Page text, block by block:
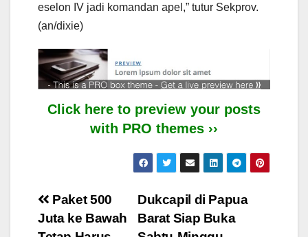
eselon IV jadi komandan apel,” tutur Sekprov.
(an/dixie)
Click here to preview your posts
with PRO themes ››
Post
Dukcapil di Papua
Barat Siap Buka
Paket 500
Juta ke Bawah